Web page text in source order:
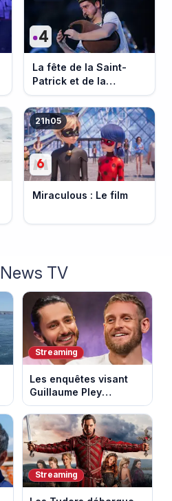
La fête de la Saint-
Patrick et de la
Bretagne
21h05
Miraculous : Le film
TV
Streaming
Les enquêtes visant
Guillaume Pley
poussent Ragnar Le
Breton à quitter la
tournée Legend
Streaming